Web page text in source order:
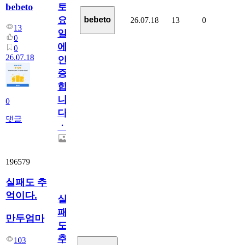
bebeto
13
0
0
26.07.18
0
댓글
토
요
일
에
인
증
합
니
다
ㆍ
bebeto 26.07.18 13 0
196579
실패도 추
억이다.
만두엄마
103
실
패
도
추